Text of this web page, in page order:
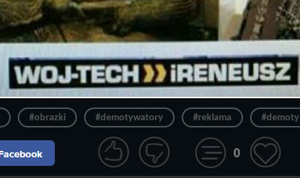
#obrazki #demotywatory #reklama #demoty
0